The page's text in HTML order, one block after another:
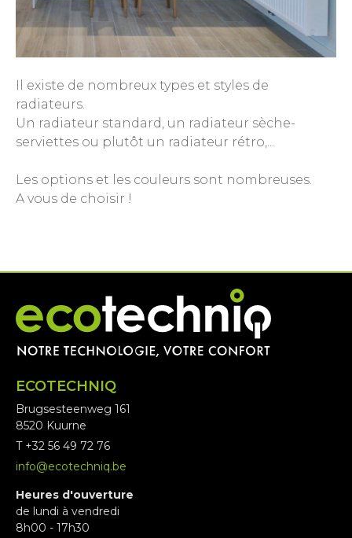
Il existe de nombreux types et styles de
radiateurs.
Un radiateur standard, un radiateur sèche-
serviettes ou plutôt un radiateur rétro,...
Les options et les couleurs sont nombreuses.
A vous de choisir !
ECOTECHNIQ
Brugsesteenweg 161
8520 Kuurne
T +32 56 49 72 76
info@ecotechniq.be
Heures d'ouverture
de lundi à vendredi
8h00 - 17h30